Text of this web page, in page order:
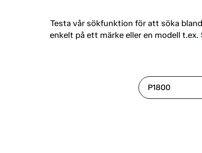
Testa vår sökfunktion för att söka
enkelt på ett märke eller en modell t.ex.